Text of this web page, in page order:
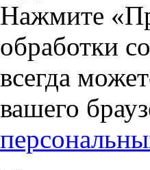
Нажмите
обработки
всегда
вашего